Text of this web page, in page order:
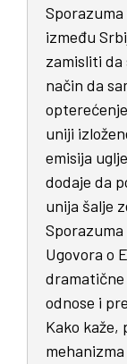
između
zamisliti da
način da
uniji
emisija
dodaje da
unija šalje
Ugovora o
odnose i
Kako kaže,